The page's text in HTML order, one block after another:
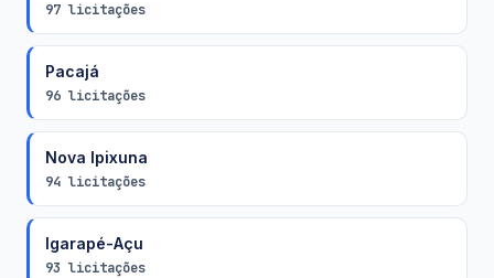
97 licitações
Pacajá
96 licitações
Nova Ipixuna
94 licitações
Igarapé-Açu
93 licitações